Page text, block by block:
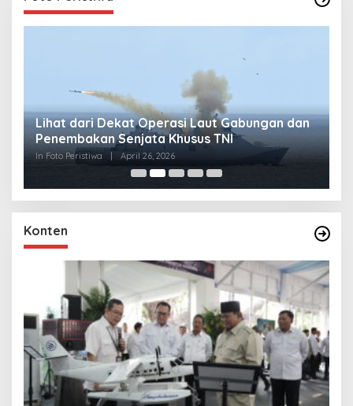
Lihat dari Dekat Operasi Laut Gabungan dan
Penembakan Senjata Khusus TNI
In Foto Peristiwa April 26, 2026
Konten